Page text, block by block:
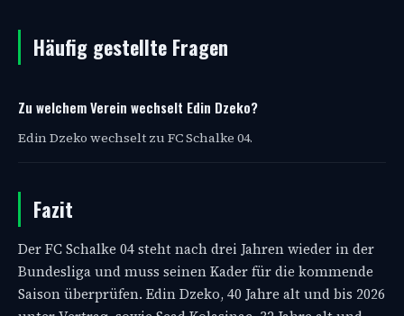
Häufig gestellte Fragen
Zu welchem Verein wechselt Edin Dzeko?
Edin Dzeko wechselt zu FC Schalke 04.
Fazit
Der FC Schalke 04 steht nach drei Jahren wieder in der
Bundesliga und muss seinen Kader für die kommende
Saison überprüfen. Edin Dzeko, 40 Jahre alt und bis 2026